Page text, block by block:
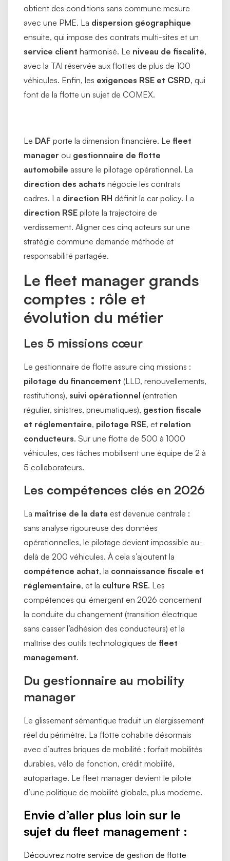
obtient des conditions sans commune mesure
avec une PME. La dispersion géographique
ensuite, qui impose des contrats multi-sites et un
service client harmonisé. Le niveau de fiscalité,
avec la TAI réservée aux flottes de plus de 100
véhicules. Enfin, les exigences RSE et CSRD, qui
font de la flotte un sujet de COMEX.
Le DAF porte la dimension financière. Le fleet
manager ou gestionnaire de flotte
automobile assure le pilotage opérationnel. La
direction des achats négocie les contrats
cadres. La direction RH définit la car policy. La
direction RSE pilote la trajectoire de
verdissement. Aligner ces cinq acteurs sur une
stratégie commune demande méthode et
responsabilité partagée.
Le fleet manager grands
comptes : rôle et
évolution du métier
Les 5 missions cœur
Le gestionnaire de flotte assure cinq missions :
pilotage du financement (LLD, renouvellements,
restitutions), suivi opérationnel (entretien
régulier, sinistres, pneumatiques), gestion fiscale
et réglementaire, pilotage RSE, et relation
conducteurs. Sur une flotte de 500 à 1000
véhicules, ces tâches mobilisent une équipe de 2 à
5 collaborateurs.
Les compétences clés en 2026
La maîtrise de la data est devenue centrale :
sans analyse rigoureuse des données
opérationnelles, le pilotage devient impossible au-
delà de 200 véhicules. À cela s’ajoutent la
compétence achat, la connaissance fiscale et
réglementaire, et la culture RSE. Les
compétences qui émergent en 2026 concernent
la conduite du changement (transition électrique
sans casser l’adhésion des conducteurs) et la
maîtrise des outils technologiques de fleet
management.
Du gestionnaire au mobility
manager
Le glissement sémantique traduit un élargissement
réel du périmètre. La flotte cohabite désormais
avec d’autres briques de mobilité : forfait mobilités
durables, vélo de fonction, crédit mobilité,
autopartage. Le fleet manager devient le pilote
d’une politique de mobilité globale, plus moderne.
Envie d’aller plus loin sur le
sujet du fleet management :
Découvrez notre service de gestion de flotte